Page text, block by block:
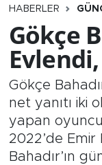
HABERLER
Gökçe
Gökçe
net yanıtı iki
yapan
2022’de Emir
Bahadır’ın
Güncel
İş ve
Moda-
Sağlık
Namaz
Trafik
Tüm
Son